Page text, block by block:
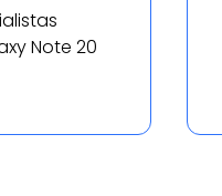
Note 20